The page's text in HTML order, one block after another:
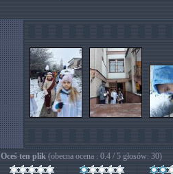
Oceś ten plik (obecna ocena : 0.4 / 5 głosów: 30)